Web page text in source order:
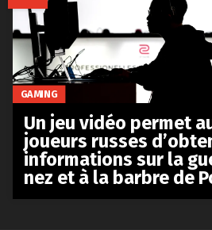
GAMING
Un jeu vidéo permet
joueurs russes
informations sur la
nez et à la barbre de